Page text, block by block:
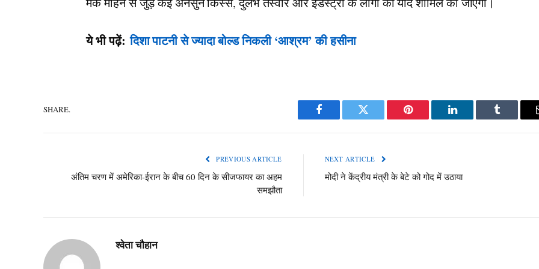
ये भी पढ़ें:दिशा पाटनी से ज्यादा बोल्ड निकली ‘आश्रम’ की हसीना
SHARE.
Facebook Twitter Pinterest LinkedIn Tumblr
PREVIOUS ARTICLE
अंतिम चरण में अमेरिका-ईरान के बीच 60 दिन के सीजफायर का अहम
समझौता
NEXT ARTICLE
मोदी ने केंद्रीय मंत्री के बेटे को गोद में उठाया
श्वेता चौहान